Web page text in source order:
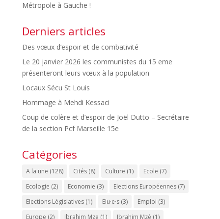
Métropole à Gauche !
Derniers articles
Des vœux d’espoir et de combativité
Le 20 janvier 2026 les communistes du 15 eme
présenteront leurs vœux à la population
Locaux Sécu St Louis
Hommage à Mehdi Kessaci
Coup de colère et d’espoir de Joël Dutto – Secrétaire
de la section Pcf Marseille 15e
Catégories
A la une (128) Cités(8) Culture (1) Ecole (7)
Ecologie (2) Economie (3) Elections Européennes(7)
Elections Législatives(1) Elu·e·s(3) Emploi (3)
Europe (2) Ibrahim Mze (1) Ibrahim Mzé (1)